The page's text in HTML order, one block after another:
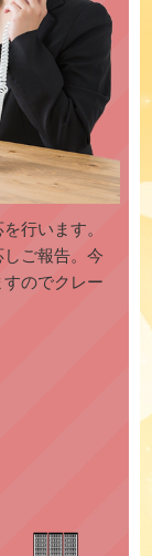
行います。
ご報告。今
のでクレー